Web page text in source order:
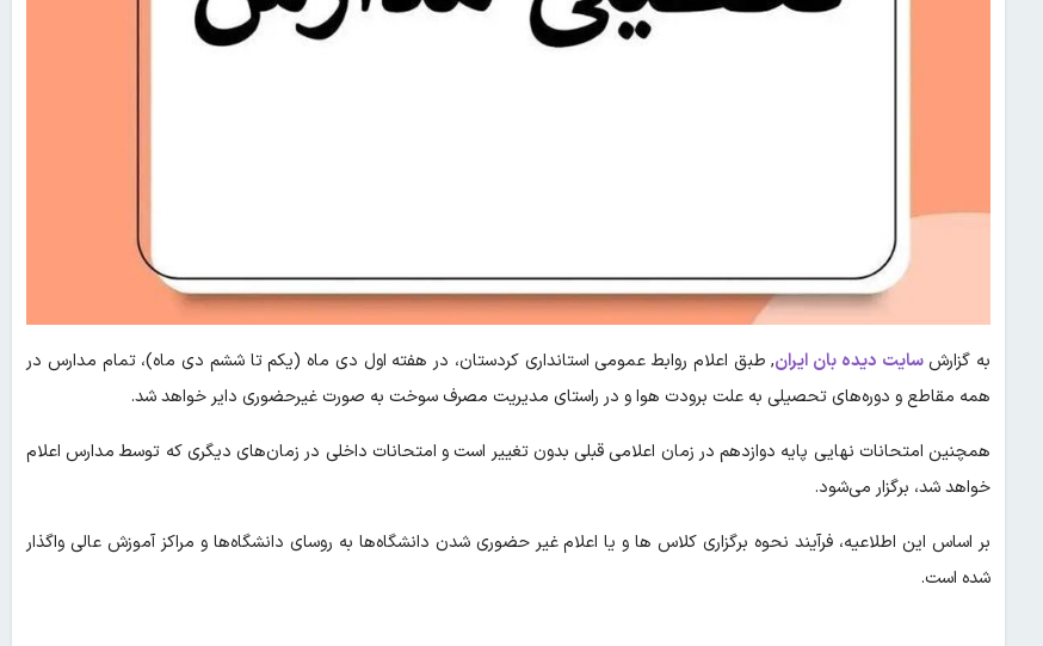
به گزارشسایت دیده بان ایران, طبق اعلام روابط عمومی استانداری کردستان، در هفته اول دی ماه (یکم تا ششم دی ماه)، تمام مدارس در
همه مقاطع و دوره‌های تحصیلی به علت برودت هوا و در راستای مدیریت مصرف سوخت به صورت غیرحضوری دایر خواهد شد.
همچنین امتحانات نهایی پایه دوازدهم در زمان اعلامی قبلی بدون تغییر است و امتحانات داخلی در زمان‌های دیگری که توسط مدارس اعلام
خواهد شد، برگزار می‌شود.
بر اساس این اطلاعیه، فرآیند نحوه برگزاری کلاس ها و یا اعلام غیر حضوری شدن دانشگاه‌ها به روسای دانشگاه‌ها و مراکز آموزش عالی واگذار
شده است.